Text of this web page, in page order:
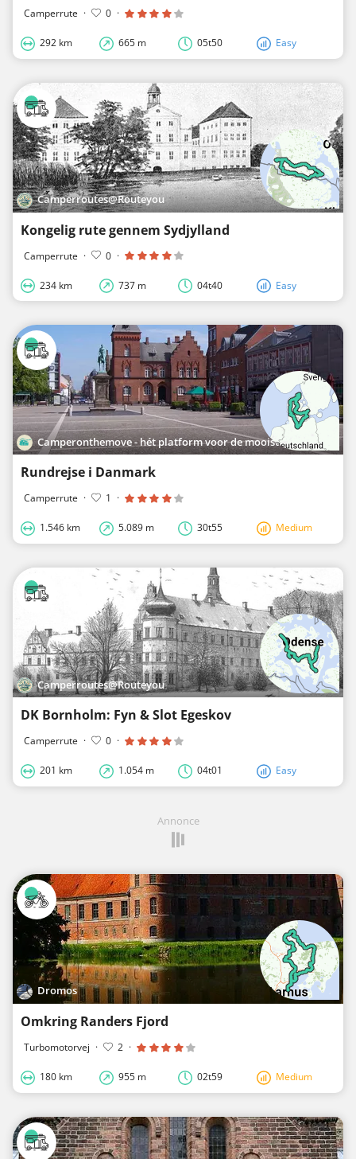
Camperrute · 0 ·
292 km 665 m 05t50 Easy
Camperroutes@Routeyou
Kongelig rute gennem Sydjylland
Camperrute · 0 ·
234 km 737 m 04t40 Easy
Camperonthemove - hét platform voor de mooiste roadtrips in Europa
Rundrejse i Danmark
Camperrute · 1 ·
1.546 km 5.089 m 30t55 Medium
Camperroutes@Routeyou
DK Bornholm: Fyn & Slot Egeskov
Camperrute · 0 ·
201 km 1.054 m 04t01 Easy
Annonce
Dromos
Omkring Randers Fjord
Turbomotorvej · 2 ·
180 km 955 m 02t59 Medium